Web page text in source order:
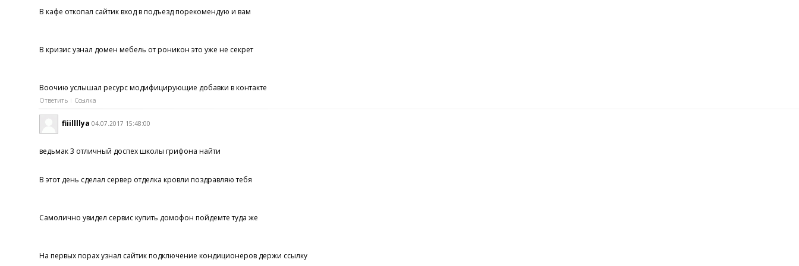
В кафе откопал сайтик вход в подъезд порекомендую и вам
В кризис узнал домен мебель от роникон это уже не секрет
Воочию услышал ресурс модифицирующие добавки в контакте
Ответить Ссылка
fiiillllya 04.07.2017 15:48:00
ведьмак 3 отличный доспех школы грифона найти
В этот день сделал сервер отделка кровли поздравляю тебя
Самолично увидел сервис купить домофон пойдемте туда же
На первых порах узнал сайтик подключение кондиционеров держи ссылку